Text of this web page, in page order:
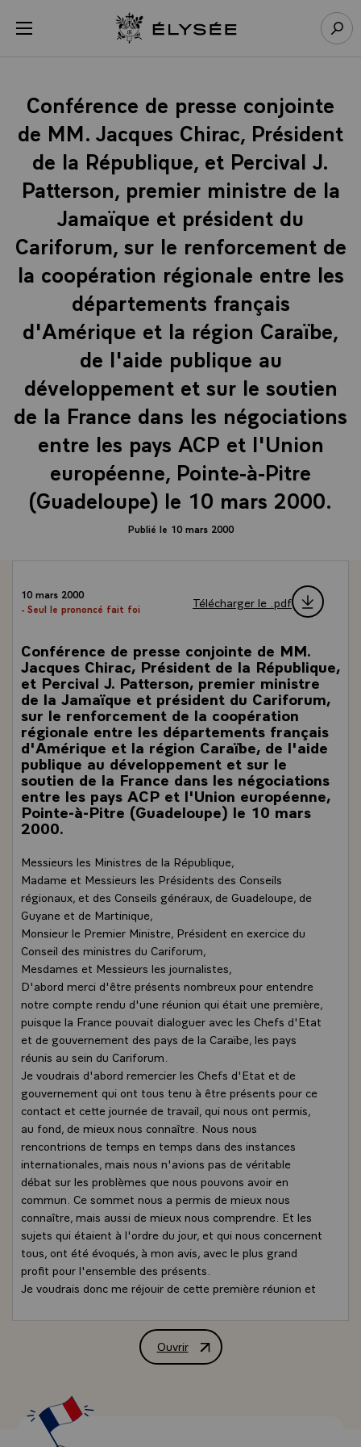
menu Retour à l’accueil Élysée
Conférence de presse conjointe
de MM. Jacques Chirac, Président
de la République, et Percival J.
Patterson, premier ministre de la
Jamaïque et président du
Cariforum, sur le renforcement de
la coopération régionale entre les
départements français
d'Amérique et la région Caraïbe,
de l'aide publique au
développement et sur le soutien
de la France dans les négociations
entre les pays ACP et l'Union
européenne, Pointe-à-Pitre
(Guadeloupe) le 10 mars 2000.
Publié le 10 mars 2000
10 mars 2000
- Seul le prononcé fait foi
Télécharger le .pdf
Conférence de presse conjointe de MM.
Jacques Chirac, Président de la République,
et Percival J. Patterson, premier ministre
de la Jamaïque et président du Cariforum,
sur le renforcement de la coopération
régionale entre les départements français
d'Amérique et la région Caraïbe, de l'aide
publique au développement et sur le
soutien de la France dans les négociations
entre les pays ACP et l'Union européenne,
Pointe-à-Pitre (Guadeloupe) le 10 mars
2000.
Messieurs les Ministres de la République,
Madame et Messieurs les Présidents des Conseils
régionaux, et des Conseils généraux, de Guadeloupe, de
Guyane et de Martinique,
Monsieur le Premier Ministre, Président en exercice du
Conseil des ministres du Cariforum,
Mesdames et Messieurs les journalistes,
D'abord merci d'être présents nombreux pour entendre
notre compte rendu d'une réunion qui était une première,
puisque la France pouvait dialoguer avec les Chefs d'Etat
et de gouvernement des pays de la Caraïbe, les pays
réunis au sein du Cariforum.
Je voudrais d'abord remercier les Chefs d'Etat et de
gouvernement qui ont tous tenu à être présents pour ce
contact et cette journée de travail, qui nous ont permis,
au fond, de mieux nous connaître. Nous nous
rencontrions de temps en temps dans des instances
internationales, mais nous n'avions pas de véritable
débat sur les problèmes que nous pouvons avoir en
commun. Ce sommet nous a permis de mieux nous
connaître, mais aussi de mieux nous comprendre. Et les
sujets qui étaient à l'ordre du jour, et qui nous concernent
tous, ont été évoqués, à mon avis, avec le plus grand
profit pour l'ensemble des présents.
Je voudrais donc me réjouir de cette première réunion et
immédiatement à ses propositions, que, même si elle
était informelle, il y ait une suite à cette réunion. Nous
contact entre les pays de la Caraïbe, les départements
français d'Amérique en particulier et plus généralement
la France. Donc, c'est pour moi un premier sujet de
Ouvrir
Conférence de presse conjointe de
Panneau de gestion des cookies